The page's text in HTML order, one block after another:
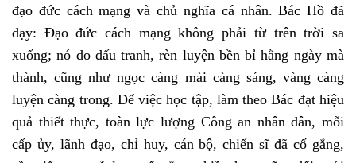
đạo đức cách mạng và chủ nghĩa cá nhân. Bác Hồ đã
dạy: Đạo đức cách mạng không phải từ trên trời sa
xuống; nó do đấu tranh, rèn luyện bền bỉ hằng ngày mà
thành, cũng như ngọc càng mài càng sáng, vàng càng
luyện càng trong. Để việc học tập, làm theo Bác đạt hiệu
quả thiết thực, toàn lực lượng Công an nhân dân, mỗi
cấp ủy, lãnh đạo, chỉ huy, cán bộ, chiến sĩ đã cố gắng,